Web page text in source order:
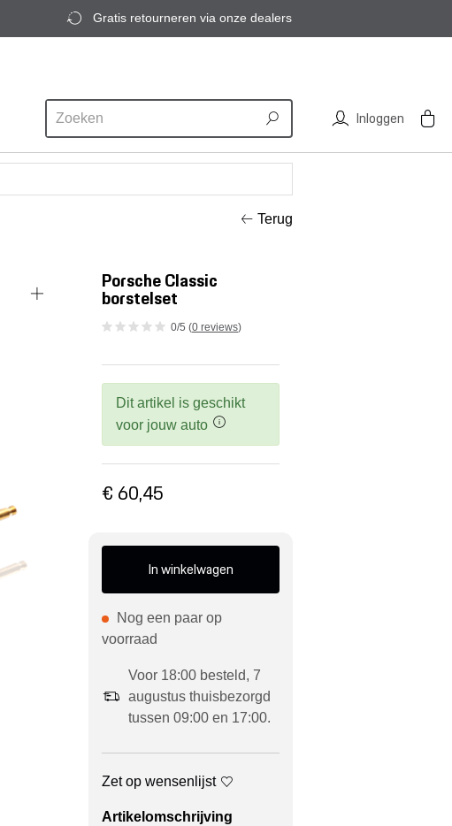
Gratis retourneren via onze dealers
Inloggen
Terug
Porsche Classic
borstelset
0/5 (0 reviews)
Dit artikel is geschikt
voor jouw auto
€ 60,45
In winkelwagen
Nog een paar op
voorraad
Voor 18:00 besteld, 7
augustus thuisbezorgd
tussen 09:00 en 17:00.
Zet op wensenlijst
Artikelomschrijving